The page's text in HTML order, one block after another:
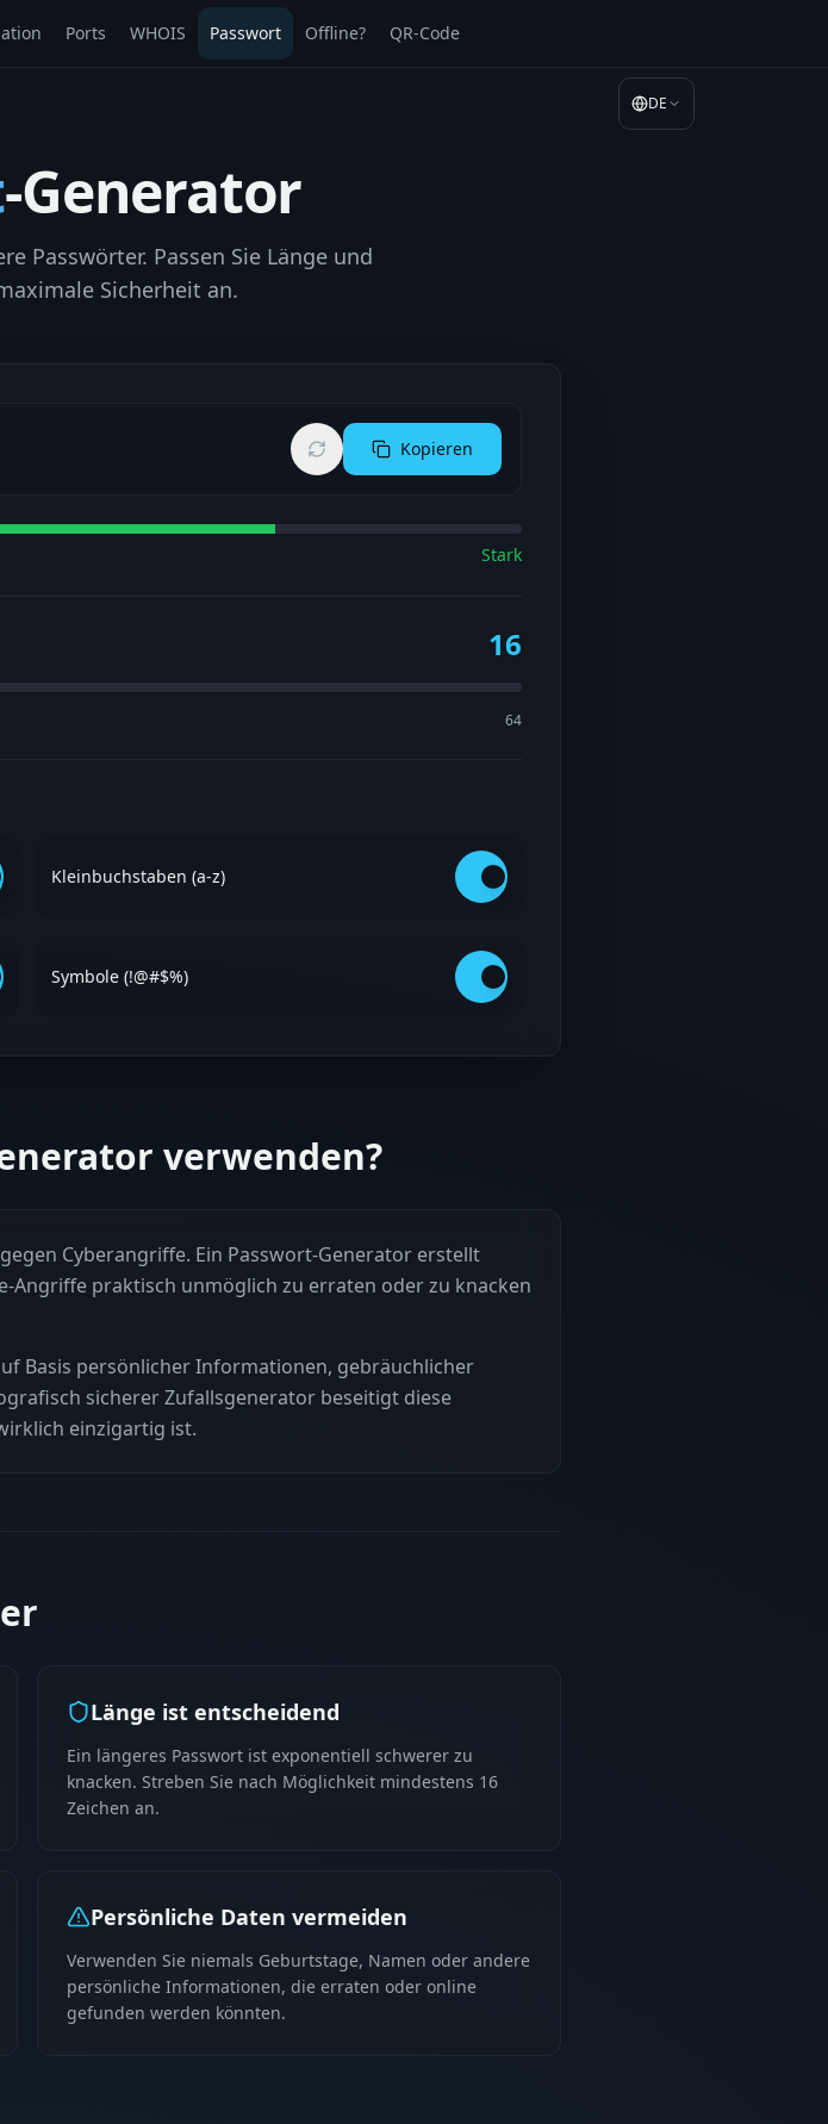
Ports WHOIS Passwort Offline? QR-Code
DE
-Generator
Passwörter. Passen Sie Länge und
Sicherheit an.
Kopieren
Stark
16
64
Kleinbuchstaben (a-z)
Symbole (!@#$%)
verwenden?
Cyberangriffe. Ein Passwort-Generator erstellt
Angriffe praktisch unmöglich zu erraten oder zu knacken
Basis persönlicher Informationen, gebräuchlicher
sicherer Zufallsgenerator beseitigt diese
einzigartig ist.
Länge ist entscheidend
Ein längeres Passwort ist exponentiell schwerer zu
knacken. Streben Sie nach Möglichkeit mindestens 16
Zeichen an.
Persönliche Daten vermeiden
Verwenden Sie niemals Geburtstage, Namen oder andere
persönliche Informationen, die erraten oder online
gefunden werden könnten.